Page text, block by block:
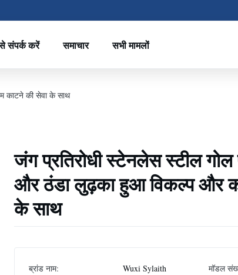
संपर्क करें समाचार सभी मामलों
काटने की सेवा के साथ
जंग प्रतिरोधी स्टेनलेस स्टील
और ठंडा लुढ़का हुआ विकल्प और
के साथ
ब्रांड नाम:
Wuxi Sylaith
मॉडल